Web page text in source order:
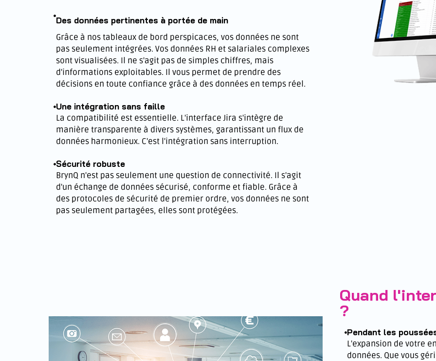
Des données pertinentes à portée de main
Grâce à nos tableaux de bord perspicaces, vos données ne sont
pas seulement intégrées. Vos données RH et salariales complexes
sont visualisées. Il ne s'agit pas de simples chiffres, mais
d'informations exploitables. Il vous permet de prendre des
décisions en toute confiance grâce à des données en temps réel.
Une intégration sans faille
La compatibilité est essentielle. L'interface Jira s'intègre de
manière transparente à divers systèmes, garantissant un flux de
données harmonieux. C'est l'intégration sans interruption.
Sécurité robuste
BrynQ n'est pas seulement une question de connectivité. Il s'agit
d'un échange de données sécurisé, conforme et fiable. Grâce à
des protocoles de sécurité de premier ordre, vos données ne sont
pas seulement partagées, elles sont protégées.
Quand
?
Pendant les
L'expansion de votre
données. Que vous